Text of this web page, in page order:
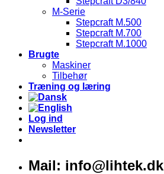
M-Serie
Stepcraft M.500
Stepcraft M.700
Stepcraft M.1000
Brugte
Maskiner
Tilbehør
Træning og læring
Log ind
Newsletter
Mail: info@lihtek.dk